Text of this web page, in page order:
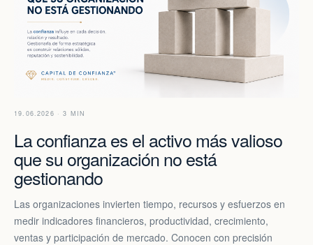
19.06.2026 · 3 MIN
La confianza es el activo más valioso
que su organización no está
gestionando
Las organizaciones invierten tiempo, recursos y esfuerzos en
medir indicadores financieros, productividad, crecimiento,
ventas y participación de mercado. Conocen con precisión